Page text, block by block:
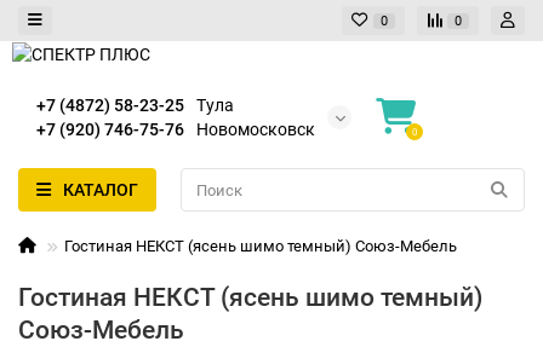
0 0
+7 (4872) 58-23-25
Тула
+7 (920) 746-75-76
Новомосковск 0
КАТАЛОГ
Гостиная НЕКСТ (ясень шимо темный) Союз-Мебель
Гостиная НЕКСТ (ясень шимо темный)
Союз-Мебель